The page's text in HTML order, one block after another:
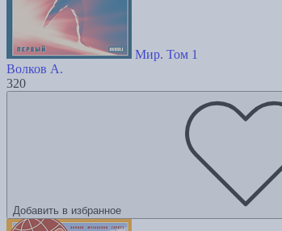
Мир. Том 1
Волков А.
320
Добавить в избранное